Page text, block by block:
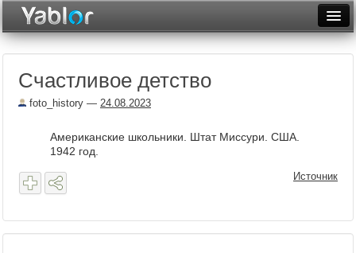
Неделя
Рейтинги
Видеотоп
Счастливое детство
foto_history — 24.08.2023
Американские школьники. Штат Миссури. США.
1942 год.
Источник